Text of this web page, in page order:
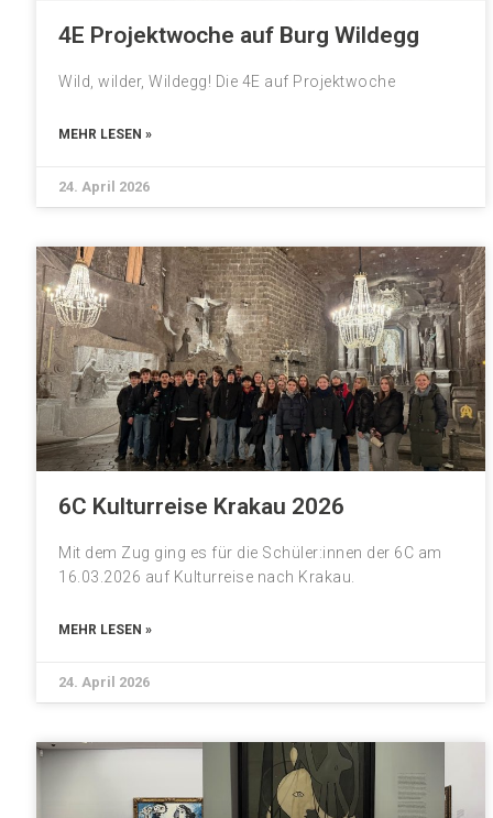
4E Projektwoche auf Burg Wildegg
Wild, wilder, Wildegg! Die 4E auf Projektwoche
MEHR LESEN »
24. April 2026
6C Kulturreise Krakau 2026
Mit dem Zug ging es für die Schüler:innen der 6C am
16.03.2026 auf Kulturreise nach Krakau.
MEHR LESEN »
24. April 2026